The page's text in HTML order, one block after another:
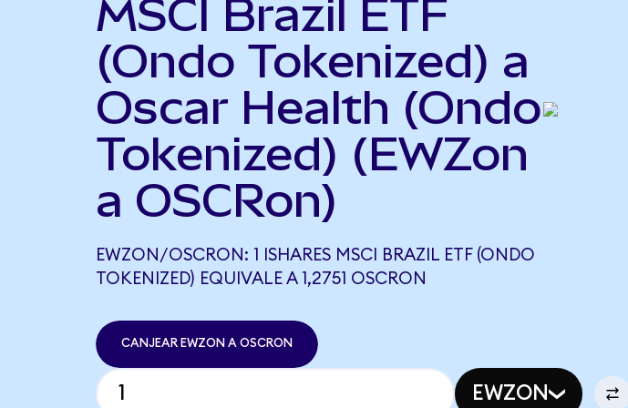
MSCI Brazil ETF
(Ondo Tokenized) a
Oscar Health (Ondo
Tokenized) (EWZon
a OSCRon)
EWZON/OSCRON: 1 ISHARES MSCI BRAZIL ETF (ONDO
TOKENIZED) EQUIVALE A 1,2751 OSCRON
CANJEAR EWZON A OSCRON
EWZON